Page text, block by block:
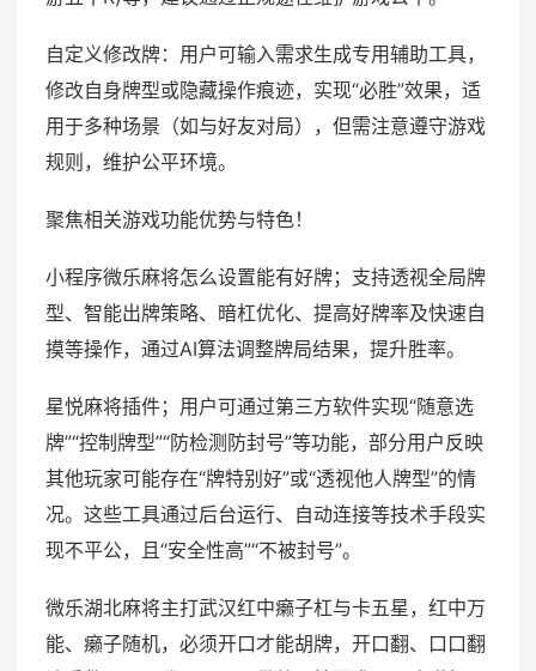
自定义修改牌：用户可输入需求生成专用辅助工具，
修改自身牌型或隐藏操作痕迹，实现“必胜”效果，适
用于多种场景（如与好友对局），但需注意遵守游戏
规则，维护公平环境。
聚焦相关游戏功能优势与特色！
小程序微乐麻将怎么设置能有好牌；支持透视全局牌
型、智能出牌策略、暗杠优化、提高好牌率及快速自
摸等操作，通过AI算法调整牌局结果，提升胜率。
星悦麻将插件；用户可通过第三方软件实现“随意选
牌”“控制牌型”“防检测防封号”等功能，部分用户反映
其他玩家可能存在“牌特别好”或“透视他人牌型”的情
况。这些工具通过后台运行、自动连接等技术手段实
现不平公，且“安全性高”“不被封号”。
微乐湖北麻将主打武汉红中癞子杠与卡五星，红中万
能、癞子随机，必须开口才能胡牌，开口翻、口口翻